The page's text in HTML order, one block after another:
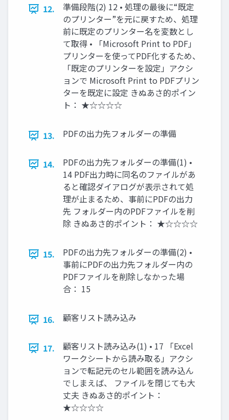
12.
準備段階(2) 12 • 処理の最後に“既定
のプリンター”を元に戻すため、処理
前に既定のプリンター名を変数とし
て取得 • 「Microsoft Print to PDF」
プリンターを使ってPDF化するため、
「既定のプリンターを設定」アクシ
ョンで Microsoft Print to PDFプリン
ターを既定に設定 きぬあさ的ポイン
ト： ★☆☆☆☆
13. PDFの出力先フォルダーの準備
14.
PDFの出力先フォルダーの準備(1) •
14 PDF出力時に同名のファイルがあ
ると確認ダイアログが表示されて処
理が止まるため、事前にPDFの出力
先 フォルダー内のPDFファイルを削
除 きぬあさ的ポイント： ★☆☆☆☆
15.
PDFの出力先フォルダーの準備(2) •
事前にPDFの出力先フォルダー内の
PDFファイルを削除しなかった場
合： 15
16. 顧客リスト読み込み
17.
顧客リスト読み込み(1) • 17 「Excel
ワークシートから読み取る」アクシ
ョンで転記元のセル範囲を読み込ん
でしまえば、 ファイルを閉じても大
丈夫 きぬあさ的ポイント：
★☆☆☆☆